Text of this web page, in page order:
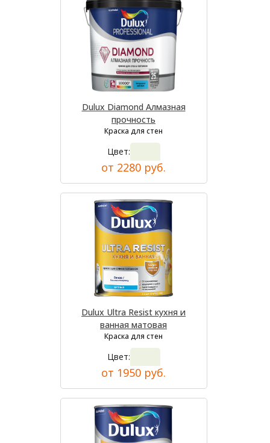
Dulux Diamond Алмазная
прочность
Краска для стен
Цвет:
от 2280 руб.
Dulux Ultra Resist кухня и
ванная матовая
Краска для стен
Цвет:
от 1950 руб.